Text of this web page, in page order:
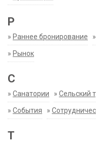
Р
» Раннее бронирование »
» Рынок
С
» Санатории » Сельский
» События »
Т